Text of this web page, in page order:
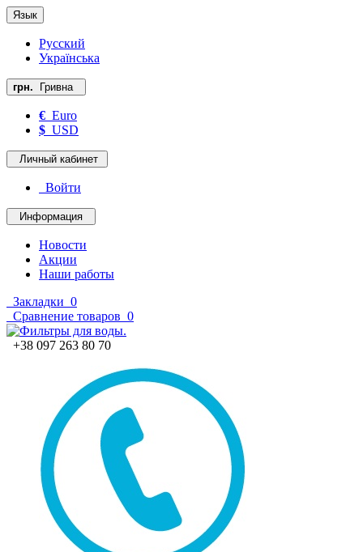
Язык
Русский
Українська
грн. Гривна
€ Euro
$ USD
Личный кабинет
Войти
Информация
Новости
Акции
Наши работы
Закладки 0
Сравнение товаров 0
+38 097 263 80 70